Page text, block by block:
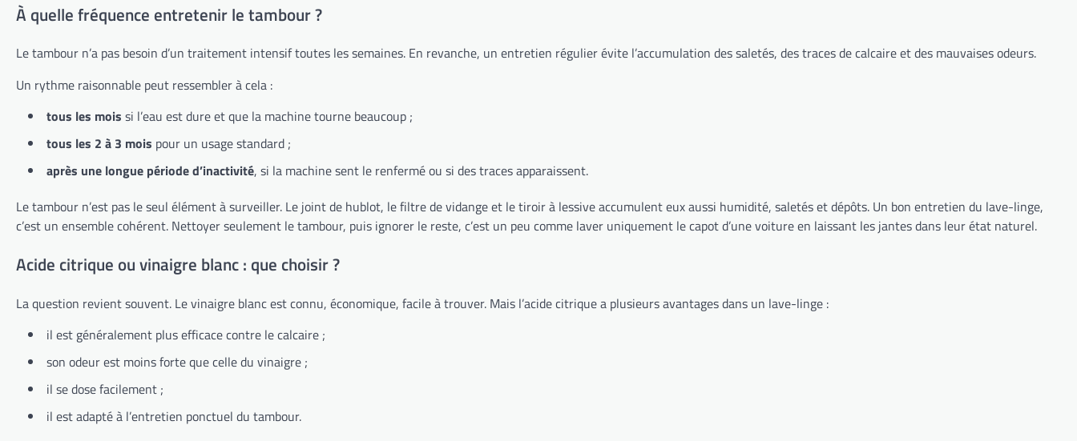
À quelle fréquence entretenir le tambour ?
Le tambour n’a pas besoin d’un traitement intensif toutes les semaines. En revanche, un entretien régulier évite l’accumulation des saletés, des traces de calcaire et des mauvaises odeurs.
Un rythme raisonnable peut ressembler à cela :
tous les mois si l’eau est dure et que la machine tourne beaucoup ;
tous les 2 à 3 mois pour un usage standard ;
après une longue période d’inactivité, si la machine sent le renfermé ou si des traces apparaissent.
Le tambour n’est pas le seul élément à surveiller. Le joint de hublot, le filtre de vidange et le tiroir à lessive accumulent eux aussi humidité, saletés et dépôts. Un bon entretien du lave-linge,
c’est un ensemble cohérent. Nettoyer seulement le tambour, puis ignorer le reste, c’est un peu comme laver uniquement le capot d’une voiture en laissant les jantes dans leur état naturel.
Acide citrique ou vinaigre blanc : que choisir ?
La question revient souvent. Le vinaigre blanc est connu, économique, facile à trouver. Mais l’acide citrique a plusieurs avantages dans un lave-linge :
il est généralement plus efficace contre le calcaire ;
son odeur est moins forte que celle du vinaigre ;
il se dose facilement ;
il est adapté à l’entretien ponctuel du tambour.